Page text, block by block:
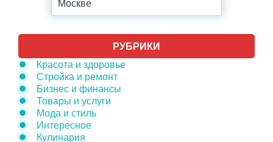
РУБРИКИ
Красота и здоровье
Стройка и ремонт
Бизнес и финансы
Товары и услуги
Мода и стиль
Интересное
Кулинария